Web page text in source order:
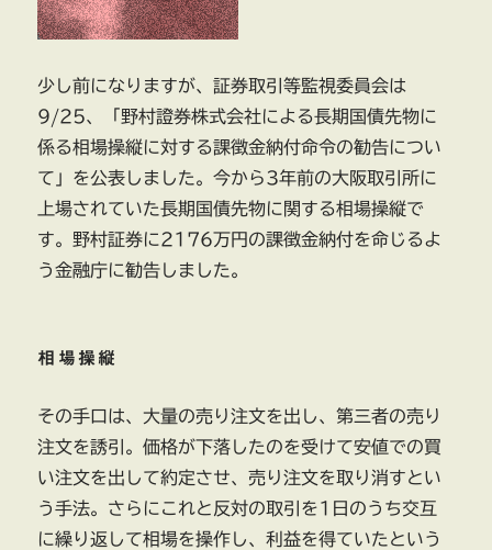
少し前になりますが、証券取引等監視委員会は
9/25、「野村證券株式会社による長期国債先物に
係る相場操縦に対する課徴金納付命令の勧告につい
て」を公表しました。今から3年前の大阪取引所に
上場されていた長期国債先物に関する相場操縦で
す。野村証券に2176万円の課徴金納付を命じるよ
う金融庁に勧告しました。
相場操縦
その手口は、大量の売り注文を出し、第三者の売り
注文を誘引。価格が下落したのを受けて安値での買
い注文を出して約定させ、売り注文を取り消すとい
う手法。さらにこれと反対の取引を1日のうち交互
に繰り返して相場を操作し、利益を得ていたという